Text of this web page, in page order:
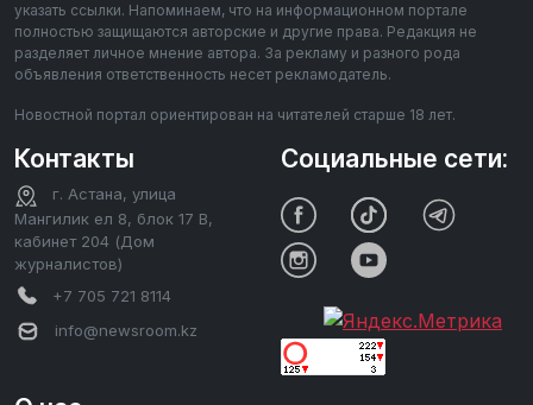
указать ссылки. Напоминаем, что на информационном портале
полностью защищаются авторские и другие права. Редакция не
разделяет личное мнение автора. За рекламу и разного рода
объявления ответственность несет рекламодатель.
Новостной портал ориентирован на читателей старше 18 лет.
Контакты
г. Астана, улица
Мангилик ел 8, блок 17 В,
кабинет 204 (Дом
журналистов)
+7 705 721 8114
info@newsroom.kz
Социальные сети: